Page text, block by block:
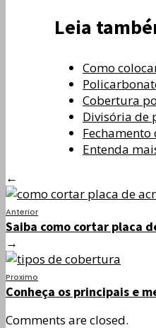
Leia
Como
Cobertura
Divisória de
Entenda
←
Anterior
Saiba como cortar placa
→
Proximo
Conheça os principais e
Comments are closed.